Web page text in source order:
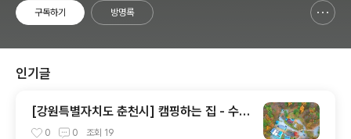
구독하기 방명록
인기글
[강원특별자치도 춘천시] 캠핑하는 집 - 수영
장과 아이들 놀이 공간
0 0 조회 19